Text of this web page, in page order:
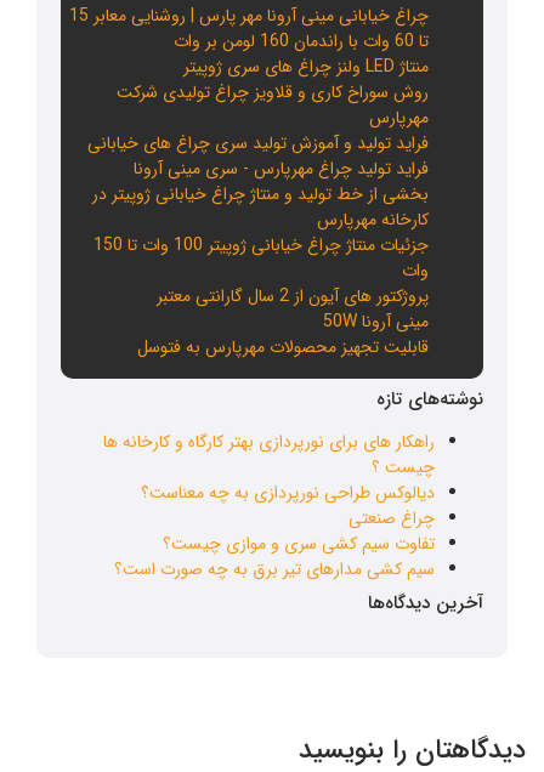
چراغ خیابانی مینی آرونا مهر پارس | روشنایی معابر 15
تا 60 وات با راندمان 160 لومن بر وات
منتاژ LED ولنز چراغ های سری ژوپیتر
روش سوراخ کاری و قلاویز چراغ تولیدی شرکت
مهرپارس
فراید تولید و آموزش تولید سری چراغ های خیابانی
فراید تولید چراغ مهرپارس - سری مینی آرونا
بخشی از خط تولید و منتاژ چراغ خیابانی ژوپیتر در
کارخانه مهرپارس
جزئیات منتاژ چراغ خیابانی ژوپیتر 100 وات تا 150
وات
پروژکتور های آیون از 2 سال گارانتی معتبر
مینی آرونا 50W
قابلیت تجهیز محصولات مهرپارس به فتوسل
نوشته‌های تازه
راهکار های برای نورپردازی بهتر کارگاه و کارخانه ها
چیست ؟
دیالوکس طراحی نورپردازی به چه معناست؟
چراغ صنعتی
تفاوت سیم کشی سری و موازی چیست؟
سیم کشی مدارهای تیر برق به چه صورت است؟
آخرین دیدگاه‌ها
دیدگاهتان را بنویسید